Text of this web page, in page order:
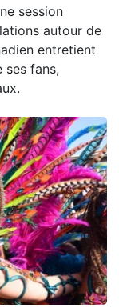
session
autour de
entretient
ses fans,